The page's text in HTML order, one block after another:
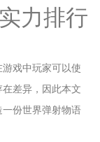
力排行
戏中玩家可以使
差异，因此本文
份世界弹射物语